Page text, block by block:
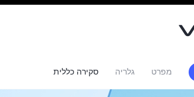
סקירה כללית גלריה מפרט